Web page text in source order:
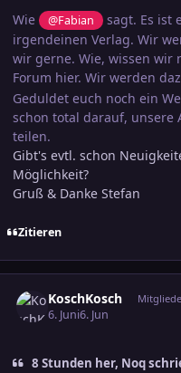
Wie @Fabian
sagt. Es ist
irgendeinen Verlag. Wir
wir gerne. Wie, wissen wir
Forum hier. Wir werden
Geduldet euch noch ein
schon total darauf, unsere
teilen.
Gibt's evtl. schon
Möglichkeit?
Gruß & Danke Stefan
Zitieren
KoschKosch
6. Juni6. Jun
8 Stunden her, Noq